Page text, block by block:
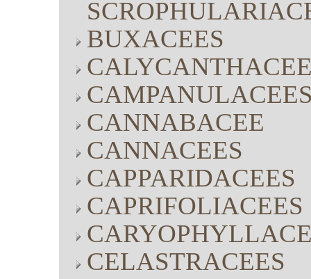
BUXACEES
CANNABACEE
CANNACEES
CAPPARIDACEES
CAPRIFOLIACEES
CELASTRACEES